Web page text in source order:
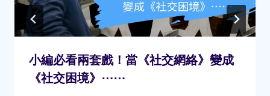
小編必看兩套戲！當《社交網絡》變成
《社交困境》⋯⋯